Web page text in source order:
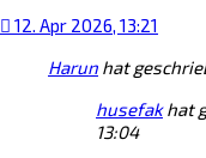
12. Apr 2026, 13:21
Harun hat
husefakhat
13:04